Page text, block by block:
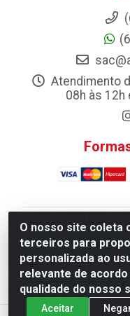
O nosso site coleta
terceiros para
personalizada ao
relevante de
qualidade do nosso
Aceitar
Atendimento
08h às 12h
Atacadao da
Distribuicao LTDA -
Industrial
CNPJ